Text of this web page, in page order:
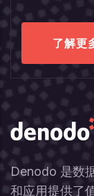
了解更
Denodo 是数
和应用提供了